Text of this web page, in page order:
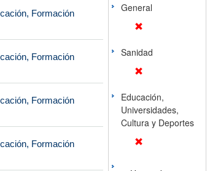
Formación
Formación
Formación
Formación
General
Sanidad
Educación,
Universidades,
Cultura y Deportes